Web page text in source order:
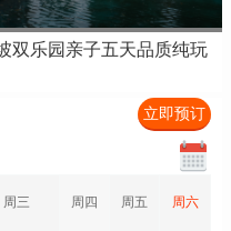
双乐园亲子五天品质纯玩
立即预订
周三 周四 周五 周六